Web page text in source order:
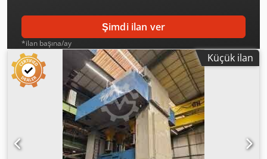
Şimdi ilan ver
*ilan başına/ay
Küçük ilan